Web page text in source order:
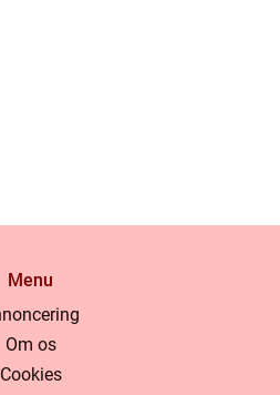
Menu
Om os
Cookies